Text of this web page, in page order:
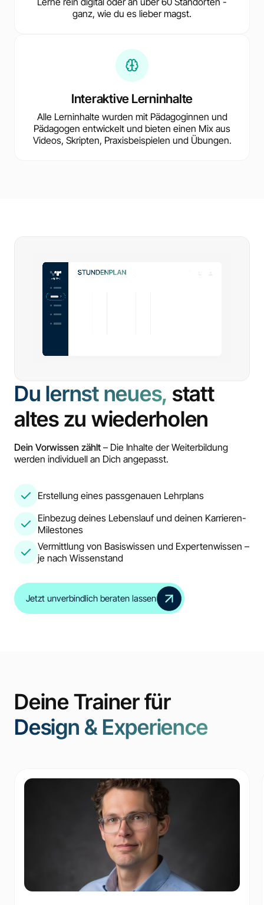
ganz, wie du es lieber magst.
Interaktive Lerninhalte
Alle Lerninhalte wurden mit Pädagoginnen und
Pädagogen entwickelt und bieten einen Mix aus
Videos, Skripten, Praxisbeispielen und Übungen.
Du lernst neues, statt
altes zu wiederholen
Dein Vorwissen zählt – Die Inhalte der Weiterbildung
werden individuell an Dich angepasst.
Erstellung eines passgenauen Lehrplans
Einbezug deines Lebenslauf und deinen Karrieren-
Milestones
Vermittlung von Basiswissen und Expertenwissen –
je nach Wissenstand
Jetzt unverbindlich beraten lassen
Deine Trainer für
Design & Experience